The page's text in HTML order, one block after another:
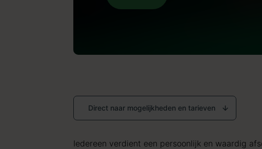
Direct naar mogelijkheden en tarieven
Iedereen verdient een persoonlijk en waardig